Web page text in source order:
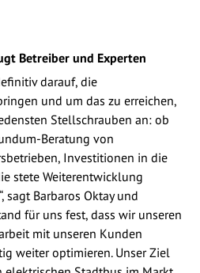
Betreiber und Experten
darauf, die
und um das zu erreichen,
Stellschrauben an: ob
Beratung von
Investitionen in die
stete Weiterentwicklung
sagt Barbaros Oktay und
für uns fest, dass wir unseren
mit unseren Kunden
weiter optimieren. Unser Ziel